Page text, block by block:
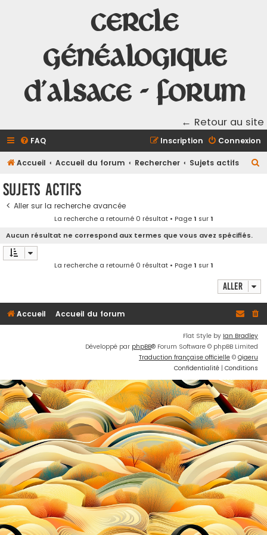
Cercle
Généalogique
d'Alsace - Forum
← Retour au site
FAQ Connexion
Inscription
Accueil Accueil du forum Rechercher Sujets actifs
r
Sujets actifs
Aller sur la recherche avancée
La recherche a retourné 0 résultat • Page1 sur1
Aucun résultat ne correspond aux termes que vous avez spécifiés.
La recherche a retourné 0 résultat • Page1 sur1
Aller
Accueil Accueil du forum
Flat Style by Ian Bradley
Développé par phpBB® Forum Software © phpBB Limited
Traduction française officielle © Qiaeru
Confidentialité | Conditions